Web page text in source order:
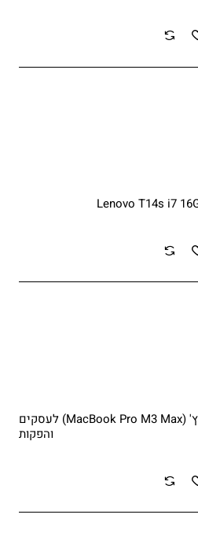
השכרת מקבוק פרו 16 אינץ' (MacBook Pro M3 Max) לעסקים
והפקות